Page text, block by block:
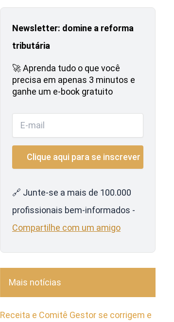
Newsletter: domine a reforma
tributária
🚀 Aprenda tudo o que você
precisa em apenas 3 minutos e
ganhe um e-book gratuito
🔗 Junte-se a mais de 100.000
profissionais bem-informados -
Compartilhe com um amigo
Mais notícias
Receita e Comitê Gestor se corrigem e